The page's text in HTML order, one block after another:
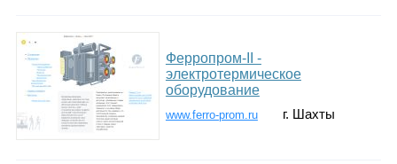
Ферропром-II -
электротермическое
оборудование
www.ferro-prom.ru г. Шахты